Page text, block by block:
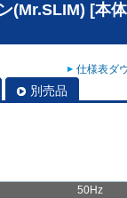
(Mr.SLIM) [本
仕様表ダ
別売品
50Hz